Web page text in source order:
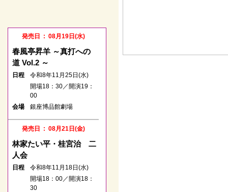
発売日 : 08月19日(水)
春風亭昇羊 ～真打への
道 Vol.2 ～
日程
令和8年11月25日(水)
開場18：30／開演19：
00
会場
銀座博品館劇場
発売日 : 08月21日(金)
林家たい平・桂宮治 二
人会
日程
令和8年11月18日(水)
開場18：00／開演18：
30